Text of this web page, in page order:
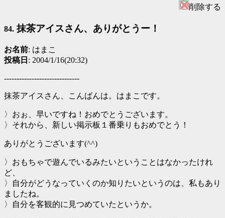
削除する
84. 抹茶アイスさん、ありがとうー！
お名前: はまこ
投稿日 : 2004/1/16(20:32)
------------------------------
抹茶アイスさん、こんばんは。はまこです。
〉おぉ、早いですね！おめでとうございます。
〉それから、新しい掲示板１番乗りもおめでとう！
ありがとうございます(^^)
〉おもちゃで遊んでいるみたいということはなかったけれ
ど、
〉自分がどうなっていくのか知りたいというのは、私もあり
ましたね。
〉自分を客観的に見つめていたというか。